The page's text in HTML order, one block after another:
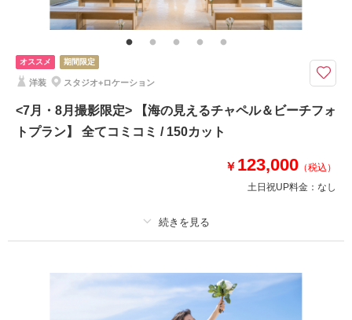
事前来店なしで撮影
持ち込み衣装
オススメ 期間限定
洋装 スタジオ+ロケーション
<7月・8月撮影限定> 【海の見えるチャペル＆ビーチフォ
トプラン】 全てコミコミ / 150カット
￥ 123,000 （税込）
土日祝UP料金： なし
新婦衣装1着 新郎衣装1着
ヘアメイク